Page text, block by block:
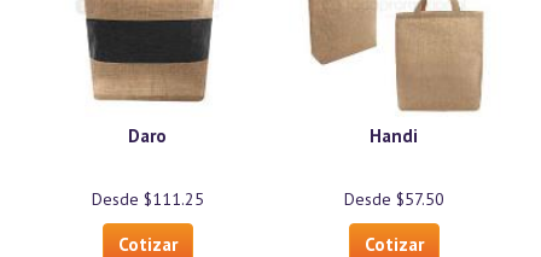
Daro
Desde $111.25
Cotizar
Handi
Desde $57.50
Cotizar